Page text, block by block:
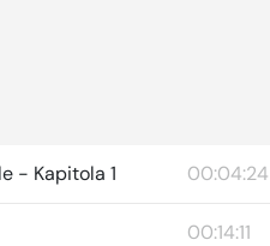
- Kapitola 1 00:04:24
00:14:11